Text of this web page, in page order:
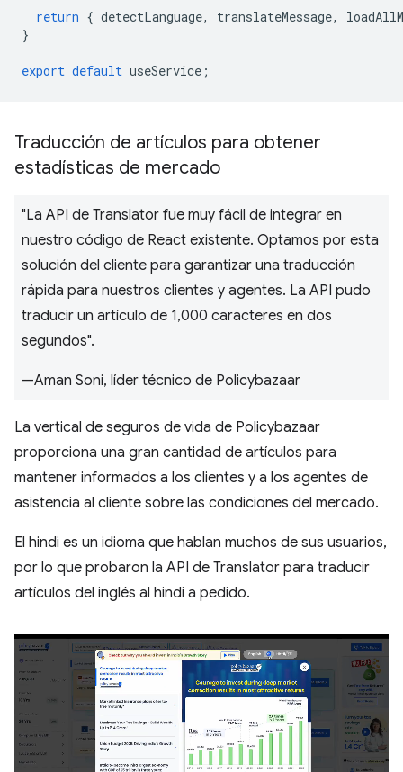
return { detectLanguage, translateMessage,
}
export default useService ;
Traducción de artículos para obtener
estadísticas de mercado
"La API de Translator fue muy fácil de integrar en
nuestro código de React existente. Optamos por esta
solución del cliente para garantizar una traducción
rápida para nuestros clientes y agentes. La API pudo
traducir un artículo de 1,000 caracteres en dos
segundos".
—Aman Soni, líder técnico de Policybazaar
La vertical de seguros de vida de Policybazaar
proporciona una gran cantidad de artículos para
mantener informados a los clientes y a los agentes de
asistencia al cliente sobre las condiciones del mercado.
El hindi es un idioma que hablan muchos de sus usuarios,
por lo que probaron la API de Translator para traducir
artículos del inglés al hindi a pedido.